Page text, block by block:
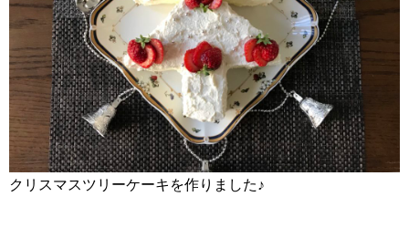
クリスマスツリーケーキを作りました♪